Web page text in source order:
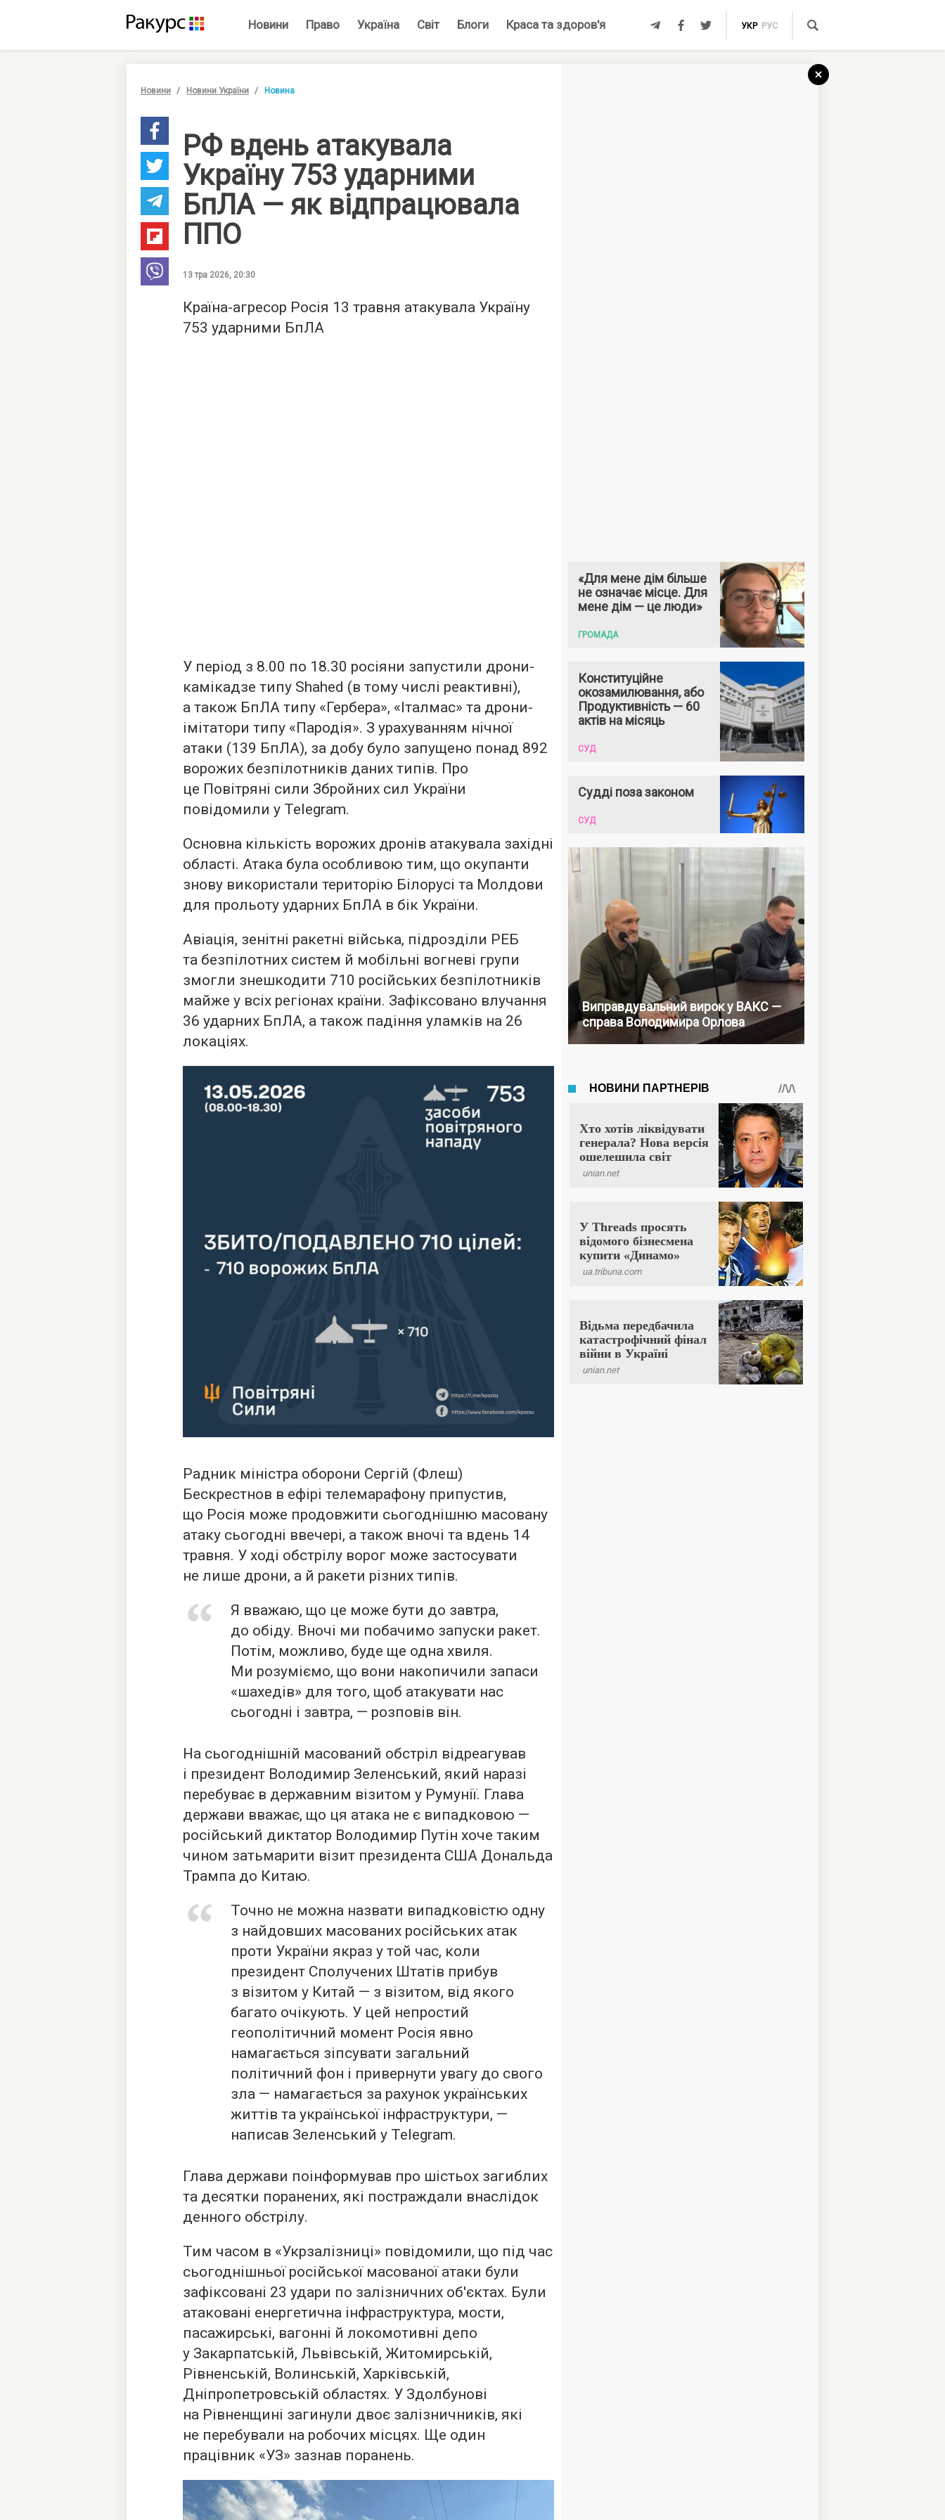
Новини Право Україна Світ Блоги Краса та здоров'я УКР РУС
Новини Новини України Новина
РФ вдень атакувала
Україну 753 ударними
БпЛА — як відпрацювала
ППО
13 тра 2026, 20:30
Країна-агресор Росія 13 травня атакувала Україну
753 ударними БпЛА
У період з 8.00 по 18.30 росіяни запустили дрони-
камікадзе типу Shahed (в тому числі реактивні),
а також БпЛА типу «Гербера», «Італмас» та дрони-
імітатори типу «Пародія». З урахуванням нічної
атаки (139 БпЛА), за добу було запущено понад 892
ворожих безпілотників даних типів. Про
це Повітряні сили Збройних сил України
повідомили у Telegram.
Основна кількість ворожих дронів атакувала західні
області. Атака була особливою тим, що окупанти
знову використали територію Білорусі та Молдови
для прольоту ударних БпЛА в бік України.
Авіація, зенітні ракетні війська, підрозділи РЕБ
та безпілотних систем й мобільні вогневі групи
змогли знешкодити 710 російських безпілотників
майже у всіх регіонах країни. Зафіксовано влучання
36 ударних БпЛА, а також падіння уламків на 26
локаціях.
Радник міністра оборони Сергій (Флеш)
Бескрестнов в ефірі телемарафону припустив,
що Росія може продовжити сьогоднішню масовану
атаку сьогодні ввечері, а також вночі та вдень 14
травня. У ході обстрілу ворог може застосувати
не лише дрони, а й ракети різних типів.
Я вважаю, що це може бути до завтра,
до обіду. Вночі ми побачимо запуски ракет.
Потім, можливо, буде ще одна хвиля.
Ми розуміємо, що вони накопичили запаси
«шахедів» для того, щоб атакувати нас
сьогодні і завтра, — розповів він.
На сьогоднішній масований обстріл відреагував
і президент Володимир Зеленський, який наразі
перебуває в державним візитом у Румунії. Глава
держави вважає, що ця атака не є випадковою —
російський диктатор Володимир Путін хоче таким
чином затьмарити візит президента США Дональда
Трампа до Китаю.
Точно не можна назвати випадковістю одну
з найдовших масованих російських атак
проти України якраз у той час, коли
президент Сполучених Штатів прибув
з візитом у Китай — з візитом, від якого
багато очікують. У цей непростий
геополітичний момент Росія явно
намагається зіпсувати загальний
політичний фон і привернути увагу до свого
зла — намагається за рахунок українських
життів та української інфраструктури, —
написав Зеленський у Telegram.
Глава держави поінформував про шістьох загиблих
та десятки поранених, які постраждали внаслідок
денного обстрілу.
Тим часом в «Укрзалізниці» повідомили, що під час
сьогоднішньої російської масованої атаки були
зафіксовані 23 удари по залізничних об'єктах. Були
атаковані енергетична інфраструктура, мости,
пасажирські, вагонні й локомотивні депо
у Закарпатській, Львівській, Житомирській,
Рівненській, Волинській, Харківській,
Дніпропетровській областях. У Здолбунові
на Рівненщині загинули двоє залізничників, які
не перебували на робочих місцях. Ще один
працівник «УЗ» зазнав поранень.
«Для мене дім більше
не означає місце. Для
мене дім — це люди»
ГРОМАДА
Конституційне
окозамилювання, або
Продуктивність — 60
актів на місяць
СУД
Судді поза законом
СУД
Виправдувальний вирок у ВАКС —
справа Володимира Орлова